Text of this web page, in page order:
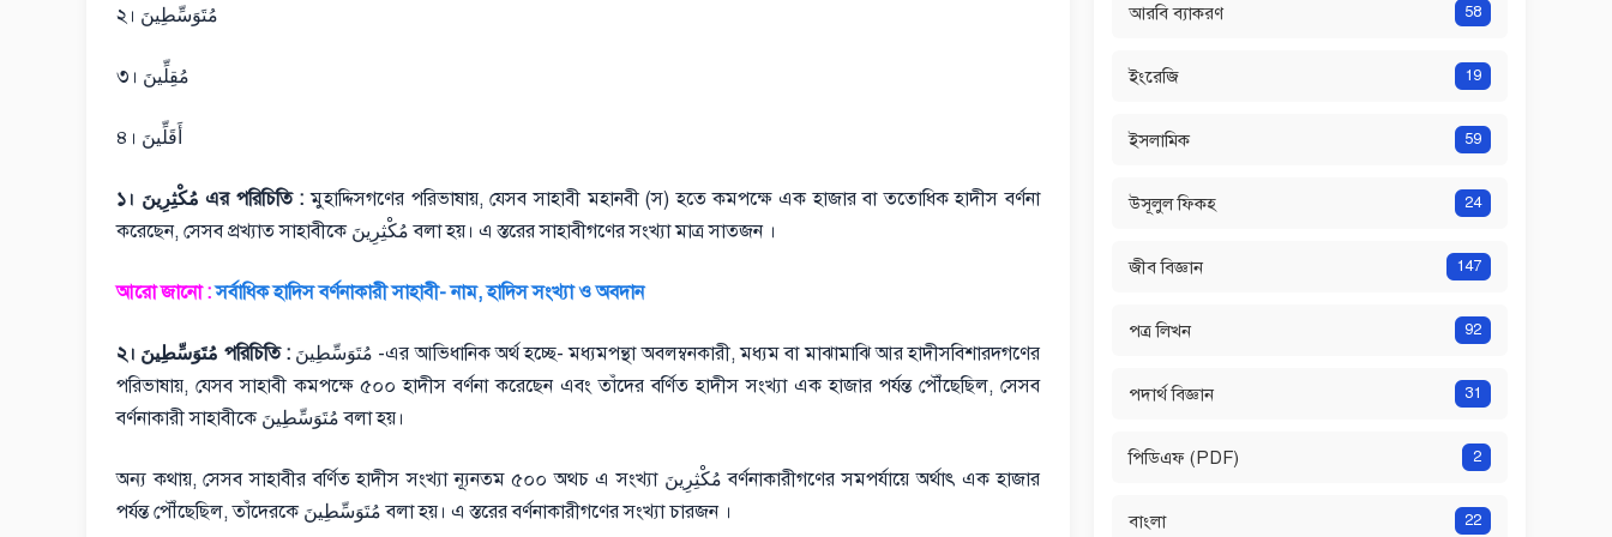
২। مُتَوَسِّطِينَ
৩। مُقِلِّينَ
৪। أَقَلِّينَ
১। مُكْثِرِينَ এর পরিচিতি : মুহাদ্দিসগণের পরিভাষায়, যেসব সাহাবী মহানবী (স) হতে কমপক্ষে এক হাজার বা ততোধিক হাদীস বর্ণনা
করেছেন, সেসব প্রখ্যাত সাহাবীকে مُكْثِرِينَ বলা হয়। এ স্তরের সাহাবীগণের সংখ্যা মাত্র সাতজন ।
আরো জানো : সর্বাধিক হাদিস বর্ণনাকারী সাহাবী- নাম, হাদিস সংখ্যা ও অবদান
২। مُتَوَسِّطِينَ পরিচিতি :مُتَوَسِّطِينَ -এর আভিধানিক অর্থ হচ্ছে- মধ্যমপন্থা অবলম্বনকারী, মধ্যম বা মাঝামাঝি আর হাদীসবিশারদগণের
পরিভাষায়, যেসব সাহাবী কমপক্ষে ৫০০ হাদীস বর্ণনা করেছেন এবং তাঁদের বর্ণিত হাদীস সংখ্যা এক হাজার পর্যন্ত পৌঁছেছিল, সেসব
বর্ণনাকারী সাহাবীকে مُتَوَسِّطِينَ বলা হয়।
অন্য কথায়, সেসব সাহাবীর বর্ণিত হাদীস সংখ্যা ন্যূনতম ৫০০ অথচ এ সংখ্যা مُكْثِرِينَ বর্ণনাকারীগণের সমপর্যায়ে অর্থাৎ এক হাজার
পর্যন্ত পৌঁছেছিল, তাঁদেরকে مُتَوَسِّطِينَ বলা হয়। এ স্তরের বর্ণনাকারীগণের সংখ্যা চারজন ।
আরবি ব্যাকরণ 58
ইংরেজি 19
ইসলামিক 59
উসূলুল ফিকহ 24
জীব বিজ্ঞান 147
পত্র লিখন 92
পদার্থ বিজ্ঞান 31
পিডিএফ (PDF) 2
বাংলা 22